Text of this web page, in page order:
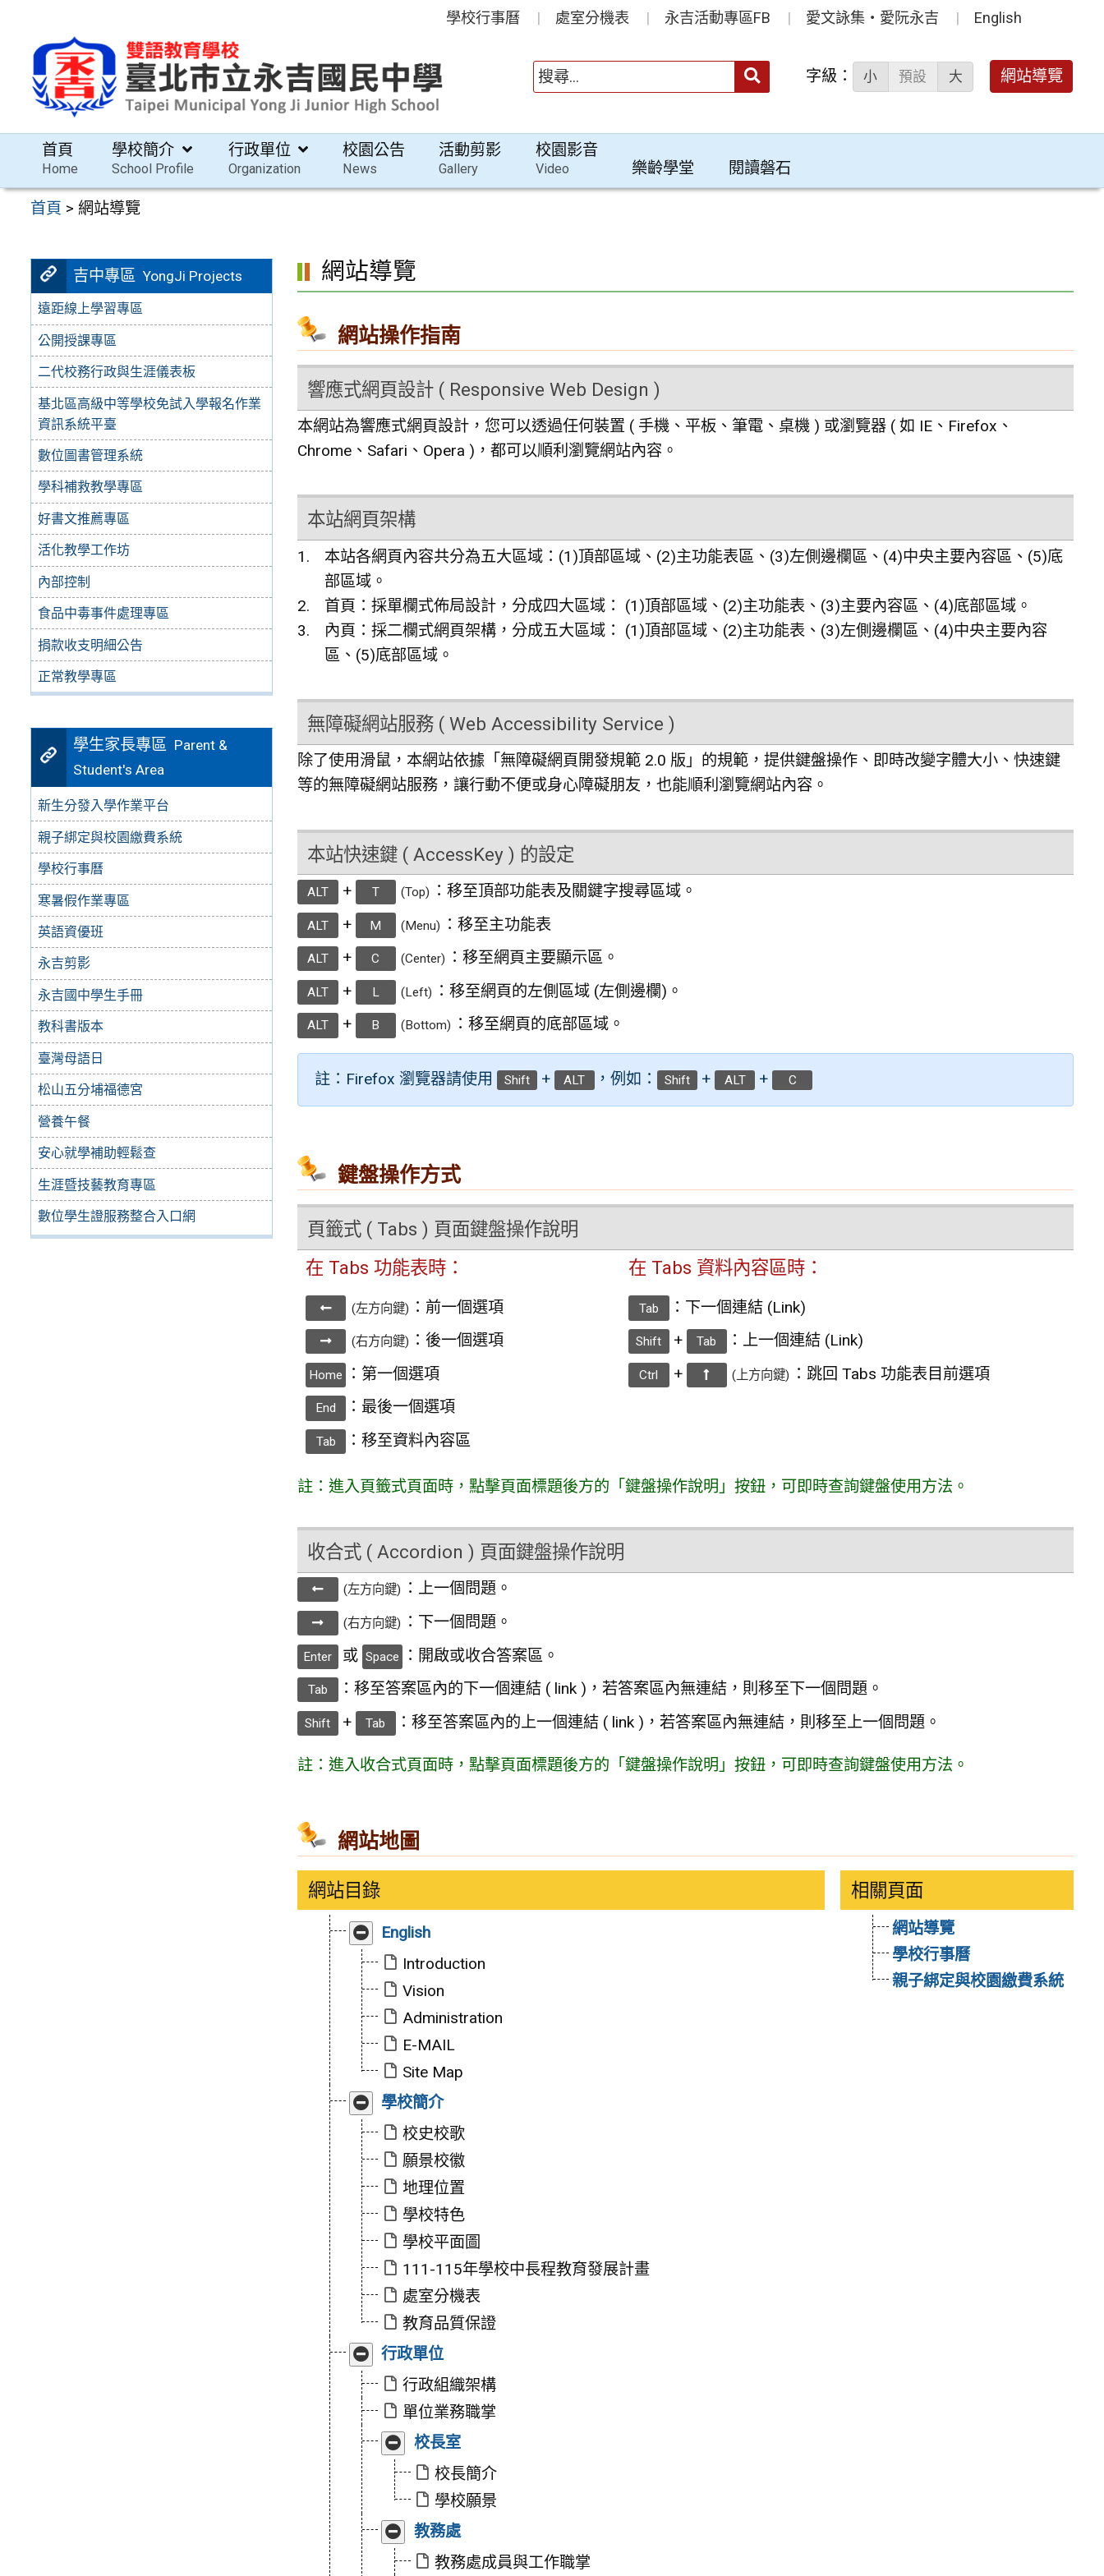
容
學校行事曆 處室分機表 永吉活動專區FB 愛文詠集‧愛阮永吉 English
送出 字級： 小 預設 大 網站導覽
首頁
Home
學校簡介
School Profile
行政單位
Organization
校園公告
News
活動剪影
Gallery
校園影音
Video 樂齡學堂 閱讀磐石
首頁 > 網站導覽
吉中專區 YongJi Projects
遠距線上學習專區
公開授課專區
二代校務行政與生涯儀表板
基北區高級中等學校免試入學報名作業
資訊系統平臺
數位圖書管理系統
學科補救教學專區
好書文推薦專區
活化教學工作坊
內部控制
食品中毒事件處理專區
捐款收支明細公告
正常教學專區
學生家長專區 Parent &
Student's Area
新生分發入學作業平台
親子綁定與校園繳費系統
學校行事曆
寒暑假作業專區
英語資優班
永吉剪影
永吉國中學生手冊
教科書版本
臺灣母語日
松山五分埔福德宮
營養午餐
安心就學補助輕鬆查
生涯暨技藝教育專區
數位學生證服務整合入口網
網站導覽
網站操作指南
響應式網頁設計 ( Responsive Web Design )
本網站為響應式網頁設計，您可以透過任何裝置 ( 手機、平板、筆電、桌機 ) 或瀏覽器 ( 如 IE、Firefox、
Chrome、Safari、Opera )，都可以順利瀏覽網站內容。
本站網頁架構
本站各網頁內容共分為五大區域：(1)頂部區域、(2)主功能表區、(3)左側邊欄區、(4)中央主要內容區、(5)底
部區域。
首頁：採單欄式佈局設計，分成四大區域： (1)頂部區域、(2)主功能表、(3)主要內容區、(4)底部區域。
內頁：採二欄式網頁架構，分成五大區域： (1)頂部區域、(2)主功能表、(3)左側邊欄區、(4)中央主要內容
區、(5)底部區域。
無障礙網站服務 ( Web Accessibility Service )
除了使用滑鼠，本網站依據「無障礙網頁開發規範 2.0 版」的規範，提供鍵盤操作、即時改變字體大小、快速鍵
等的無障礙網站服務，讓行動不便或身心障礙朋友，也能順利瀏覽網站內容。
本站快速鍵 ( AccessKey ) 的設定
ALT + T (Top) ：移至頂部功能表及關鍵字搜尋區域。
ALT + M (Menu) ：移至主功能表
ALT + C (Center) ：移至網頁主要顯示區。
ALT + L (Left) ：移至網頁的左側區域 (左側邊欄)。
ALT + B (Bottom) ：移至網頁的底部區域。
註：Firefox 瀏覽器請使用 Shift + ALT ，例如： Shift + ALT + C
鍵盤操作方式
頁籤式 ( Tabs ) 頁面鍵盤操作說明
在 Tabs 功能表時：
(左方向鍵) ：前一個選項
(右方向鍵) ：後一個選項
Home ：第一個選項
End ：最後一個選項
Tab ：移至資料內容區
在 Tabs 資料內容區時：
Tab ：下一個連結 (Link)
Shift + Tab ：上一個連結 (Link)
Ctrl + (上方向鍵) ：跳回 Tabs 功能表目前選項
註：進入頁籤式頁面時，點擊頁面標題後方的「鍵盤操作說明」按鈕，可即時查詢鍵盤使用方法。
收合式 ( Accordion ) 頁面鍵盤操作說明
(左方向鍵) ：上一個問題。
(右方向鍵) ：下一個問題。
Enter 或 Space ：開啟或收合答案區。
Tab ：移至答案區內的下一個連結 ( link )，若答案區內無連結，則移至下一個問題。
Shift + Tab ：移至答案區內的上一個連結 ( link )，若答案區內無連結，則移至上一個問題。
註：進入收合式頁面時，點擊頁面標題後方的「鍵盤操作說明」按鈕，可即時查詢鍵盤使用方法。
網站地圖
網站目錄
展
開/
收
English
Introduction
Vision
Administration
E-MAIL
Site Map
展
開/
收
學校簡介
校史校歌
願景校徽
地理位置
學校特色
學校平面圖
111-115年學校中長程教育發展計畫
處室分機表
教育品質保證
展
開/
收
行政單位
行政組織架構
單位業務職掌
展
開/
收
校長室
校長簡介
學校願景
展
開/
收
教務處
教務處成員與工作職掌
相關頁面
網站導覽
學校行事曆
親子綁定與校園繳費系統